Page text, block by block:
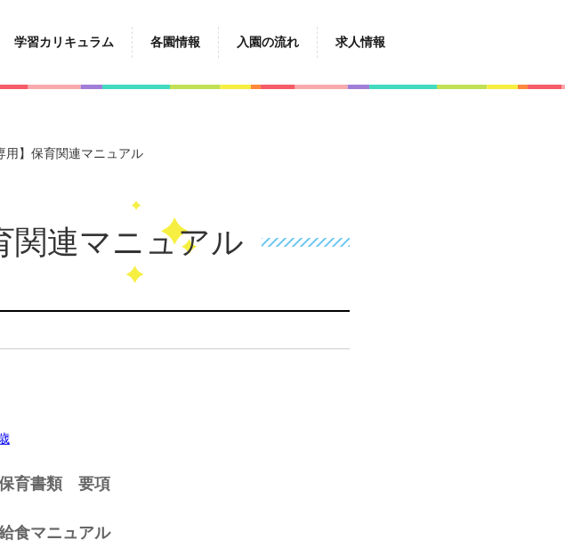
学習カリキュラム 各園情報 入園の流れ 求人情報
用】保育関連マニュアル
関連マニュアル
育書類 要項
食マニュアル